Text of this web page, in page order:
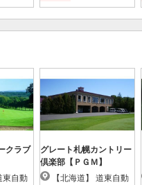
クラブ
グレート札幌カントリー
倶楽部【ＰＧＭ】